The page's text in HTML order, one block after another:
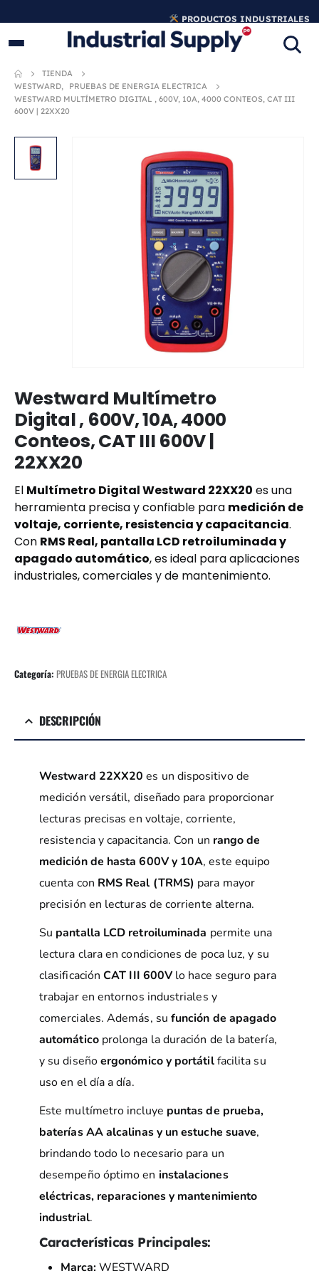
ORIGINALES
TIENDA
WESTWARD,
PRUEBAS DE ENERGIA ELECTRICA
WESTWARD MULTÍMETRO DIGITAL , 600V, 10A, 4000 CONTEOS, CAT III
600V | 22XX20
Westward Multímetro
Digital , 600V, 10A, 4000
Conteos, CAT III 600V |
22XX20
El Multímetro Digital Westward 22XX20 es una
herramienta precisa y confiable para medición de
voltaje, corriente, resistencia y capacitancia.
Con RMS Real, pantalla LCD retroiluminada y
apagado automático, es ideal para aplicaciones
industriales, comerciales y de mantenimiento.
Categoría:PRUEBAS DE ENERGIA ELECTRICA
DESCRIPCIÓN
Westward 22XX20 es un dispositivo de
medición versátil, diseñado para proporcionar
lecturas precisas en voltaje, corriente,
resistencia y capacitancia. Con un rango de
medición de hasta 600V y 10A, este equipo
cuenta con RMS Real (TRMS) para mayor
precisión en lecturas de corriente alterna.
Su pantalla LCD retroiluminada permite una
lectura clara en condiciones de poca luz, y su
clasificaciónCAT III 600V lo hace seguro para
trabajar en entornos industriales y
comerciales. Además, su función de apagado
automáticoprolonga la duración de la batería,
y su diseñoergonómico y portátilfacilita su
uso en el día a día.
Este multímetro incluye puntas de prueba,
baterías AA alcalinas y un estuche suave,
brindando todo lo necesario para un
desempeño óptimo en instalaciones
eléctricas, reparaciones y mantenimiento
industrial.
Características Principales:
Marca:WESTWARD